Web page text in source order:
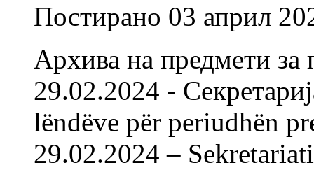
Постирано 03 април
Архива на предмети
29.02.2024 -
lëndëve për periudhën
29.02.2024 –